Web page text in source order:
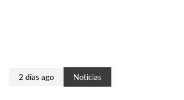
2 días ago Noticias